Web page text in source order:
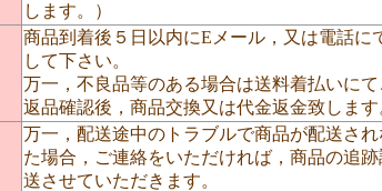
します。）
商品到着後５日以内にEメール，又は電話に
して下さい。
万一，不良品等のある場合は送料着払いにて
返品確認後，商品交換又は代金返金致します
万一，配送途中のトラブルで商品が配送さ
た場合，ご連絡をいただければ，商品の追
送させていただきます。